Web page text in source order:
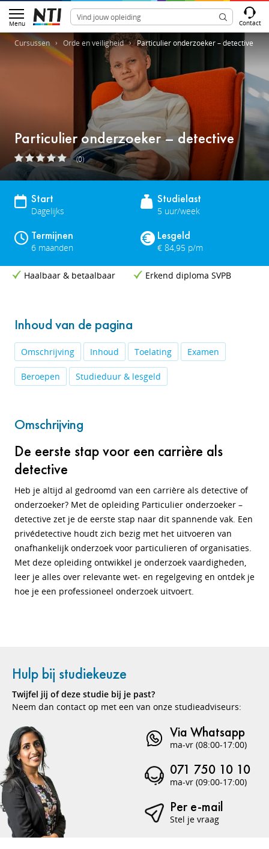
Menu Contact
Cursussen Orde en veiligheid Particulier onderzoeker – detective
Particulier onderzoeker – detective
(0)
Start
Dagelijks
Studielast
5 uur/week
Termijnen
6 maanden
Lesgeld
€ 84,95 p/m
Haalbaar & betaalbaar Erkend diploma SVPB
Inhoud van de pagina
Omschrijving Inhoud Toelating Examen
Beroepen Studieduur & lesgeld
Omschrijving
De eerste stap voor een carrière als
detective
Heb je altijd al gedroomd van een carrière als detective of
onderzoeker? Met de opleiding Particulier onderzoeker –
detective zet je de eerste stap naar dit spannende vak. Een
privédetective houdt zich bezig met het uitvoeren van
onafhankelijk onderzoek voor particulieren of organisaties.
Met deze opleiding ontwikkel je onderzoek vaardigheden,
leer je alles over relevante wet- en regelgeving en ontdek je
hoe je een professioneel onderzoek uitvoert.
Hulp bij studiekeuze
Twijfel jij of deze studie bij je past?
Neem dan contact op met een van onze studieadviseurs:
Via Whatsapp
ma-vr (08:00-17:00)
071 750 10 10
ma-vr (09:00-17:00)
Per e-mail
Stel je vraag